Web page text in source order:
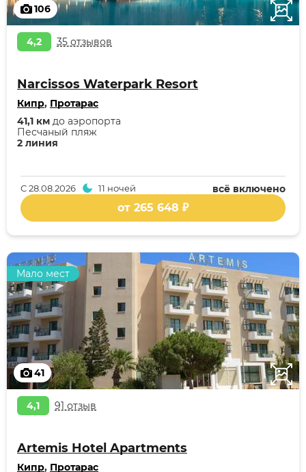
106
4,2 35 отзывов
Narcissos Waterpark Resort
Кипр, Протарас
2 линия
Песчаный пляж
41,1 км до аэропорта
всё включено
С28.08.2026 11 ночей
от 265 648 ₽
41
Мало мест
4,1 91 отзыв
Artemis Hotel Apartments
Кипр, Протарас